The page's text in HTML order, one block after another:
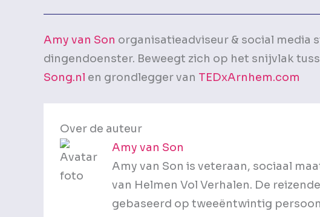
Amy van Son organisatieadviseur & social media
dingendoenster. Beweegt zich op het snijvlak
Song.nl en grondlegger van TEDxArnhem.com
Over de auteur
Amy van Son
Amy van Son is veteraan, sociaal
van Helmen Vol Verhalen. De
gebaseerd op tweeëntwintig